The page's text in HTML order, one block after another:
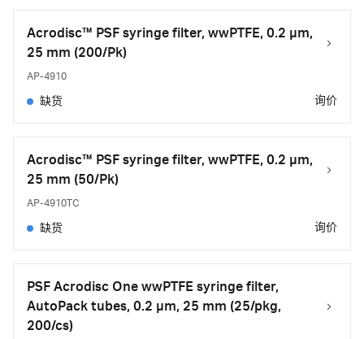
Acrodisc™ PSF syringe filter, wwPTFE, 0.2 µm,
25 mm (200/Pk)
AP-4910
缺货 询价
Acrodisc™ PSF syringe filter, wwPTFE, 0.2 µm,
25 mm (50/Pk)
AP-4910TC
缺货 询价
PSF Acrodisc One wwPTFE syringe filter,
AutoPack tubes, 0.2 µm, 25 mm (25/pkg,
200/cs)